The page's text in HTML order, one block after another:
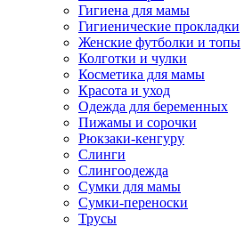
Гигиена для мамы
Гигиенические прокладки
Женские футболки и топы
Колготки и чулки
Косметика для мамы
Красота и уход
Одежда для беременных
Пижамы и сорочки
Рюкзаки-кенгуру
Слинги
Слингоодежда
Сумки для мамы
Сумки-переноски
Трусы